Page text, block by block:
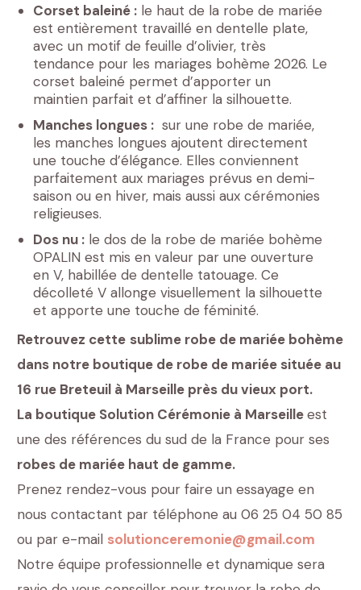
Corset baleiné : le haut de la robe de mariée
est entièrement travaillé en dentelle plate,
avec un motif de feuille d’olivier, très
tendance pour les mariages bohème 2026. Le
corset baleiné permet d’apporter un
maintien parfait et d’affiner la silhouette.
Manches longues : sur une robe de mariée,
les manches longues ajoutent directement
une touche d’élégance. Elles conviennent
parfaitement aux mariages prévus en demi-
saison ou en hiver, mais aussi aux cérémonies
religieuses.
Dos nu : le dos de la robe de mariée bohème
OPALIN est mis en valeur par une ouverture
en V, habillée de dentelle tatouage. Ce
décolleté V allonge visuellement la silhouette
et apporte une touche de féminité.
Retrouvez cette sublime robe de mariée bohème
dans notre boutique de robe de mariée située au
16 rue Breteuil à Marseille près du vieux port.
La boutique Solution Cérémonie à Marseilleest
une des références du sud de la France pour ses
robes de mariée haut de gamme.
Prenez rendez-vous pour faire un essayage en
nous contactant par téléphone au 06 25 04 50 85
ou par e-mail solutionceremonie@gmail.com
Notre équipe professionnelle et dynamique sera